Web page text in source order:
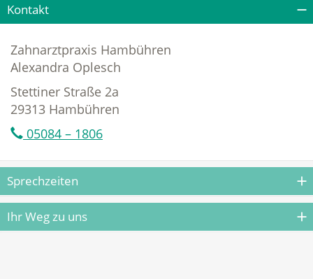
Kontakt
Zahnarztpraxis Hambühren
Alexandra Oplesch
Stettiner Straße 2a
29313 Hambühren
05084 – 1806
Sprechzeiten
Ihr Weg zu uns